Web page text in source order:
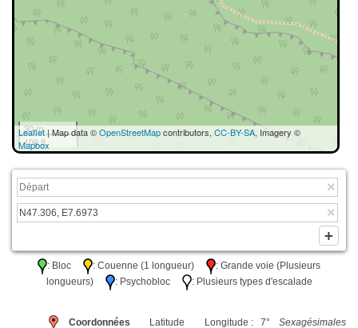
30 m
100 ft
Leaflet| Map data ©OpenStreetMapcontributors, CC-BY-SA, Imagery ©
Mapbox
: Bloc : Couenne (1 longueur)
: Grande voie (Plusieurs
longueurs)
: Psychobloc : Plusieurs types d'escalade
Coordonnées Latitude Longitude : 7° Sexagésimales